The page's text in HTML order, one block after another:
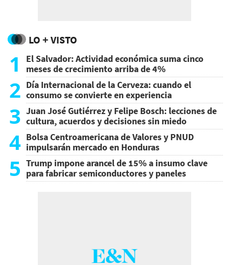
LO + VISTO
1
El Salvador: Actividad económica suma cinco
meses de crecimiento arriba de 4%
2 Día Internacional de la Cerveza: cuando el
consumo se convierte en experiencia
3 Juan José Gutiérrez y Felipe Bosch: lecciones de
cultura, acuerdos y decisiones sin miedo
4 Bolsa Centroamericana de Valores y PNUD
impulsarán mercado en Honduras
5 Trump impone arancel de 15% a insumo clave
para fabricar semiconductores y paneles